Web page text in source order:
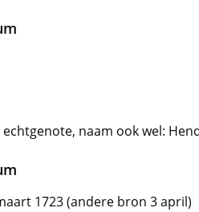
naam ook wel:
1723 (andere bron 3 april)